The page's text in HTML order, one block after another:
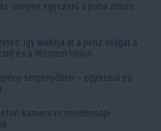
ennyire egyszerű a puha almás
így alakítja át a pénz világát a
és a Western Union
serpenyőben – egyszerű és
kamera vs mindennapi